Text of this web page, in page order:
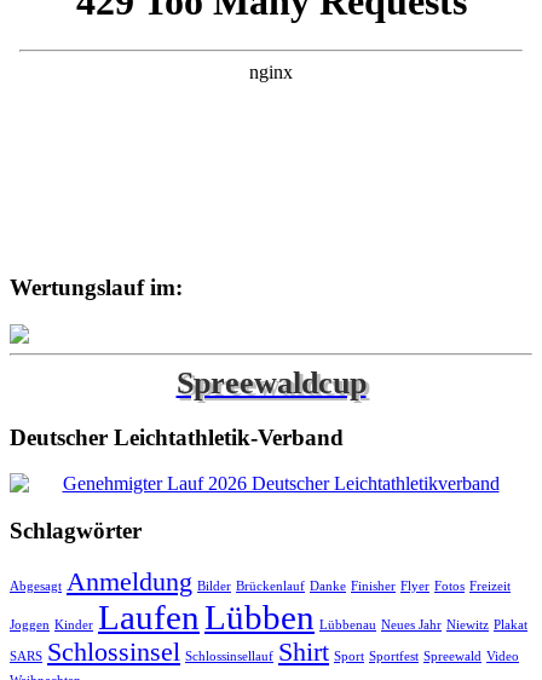
Wertungslauf im:
Spreewaldcup
Deutscher Leichtathletik-Verband
Schlagwörter
Abgesagt Anmeldung Bilder Brückenlauf Danke Finisher Flyer Fotos Freizeit
Joggen Kinder LaufenLübben Lübbenau Neues Jahr Niewitz Plakat
SARS Schlossinsel Schlossinsellauf Shirt Sport Sportfest Spreewald Video